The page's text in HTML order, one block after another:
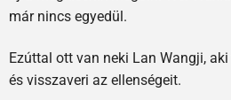
már nincs egyedül.
Ezúttal ott van neki Lan Wangji,
és visszaveri az ellenségeit.